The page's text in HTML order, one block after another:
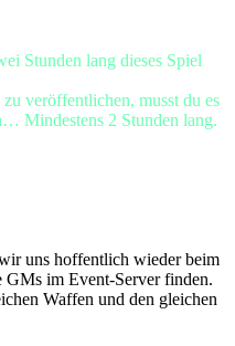
uns hoffentlich wieder beim
im Event-Server finden.
Waffen und den gleichen
Stunden lang dieses Spiel
veröffentlichen, musst du es
Mindestens 2 Stunden lang.